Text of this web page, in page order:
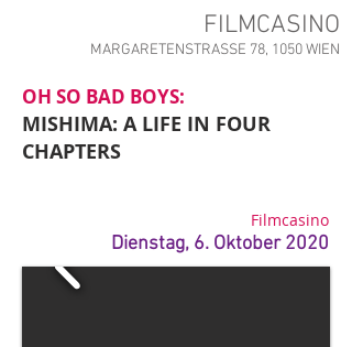
FILMCASINO
MARGARETENSTRASSE 78, 1050 WIEN
OH SO BAD BOYS:
MISHIMA: A LIFE IN FOUR
CHAPTERS
Filmcasino
Dienstag, 6. Oktober 2020